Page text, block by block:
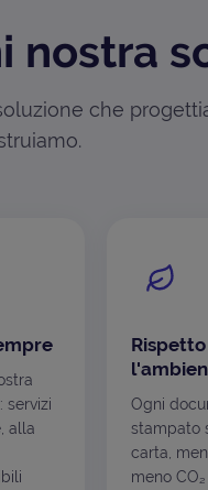
nostra
che
servizi
alla
Ogni
stampato
carta,
meno